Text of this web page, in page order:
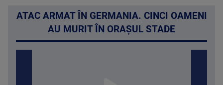
ATAC ARMAT ÎN GERMANIA. CINCI OAMENI
AU MURIT ÎN ORAȘUL STADE